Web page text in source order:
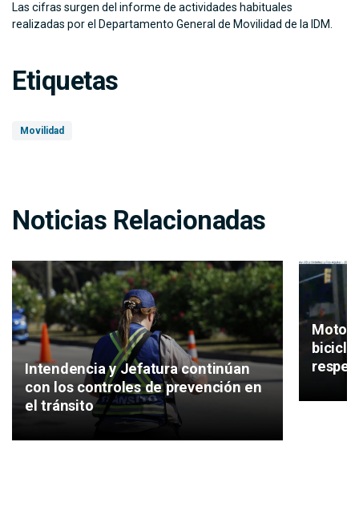
Las cifras surgen del informe de actividades habituales
realizadas por el Departamento General de Movilidad de la IDM.
Etiquetas
Movilidad
Noticias Relacionadas
Intendencia y Jefatura continúan
con los controles de prevención en
el tránsito